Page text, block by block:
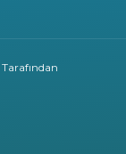
Tarafından